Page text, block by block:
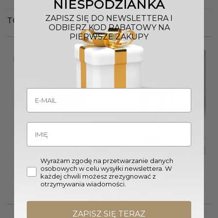
TO MOŻE CI SIĘ SPODOBAĆ…
Wyprzedany
STOLIKI KAWOWE
eleganckie złote ze stali
nierdzewnej 3 sztuki
2159,00zł Pierwotna
cena
2159,00 zł.
1959,00 złAktualna
cena
1959,00 zł.
KONSOLA czarno-złota ze
stali nierdzewnej glamour
1870,00zł
NIESPODZIANKA
ZAPISZ SIĘ DO NEWSLETTERA I
ODBIERZ KOD RABATOWY NA
PIERWSZE ZAKUPY
Wyrażam zgodę na przetwarzanie danych
osobowych w celu wysyłki newslettera. W
każdej chwili możesz zrezygnować z
otrzymywania wiadomości.
ZAPISZ SIĘ TERAZ